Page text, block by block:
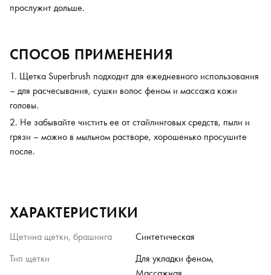
прослужит дольше.
СПОСОБ ПРИМЕНЕНИЯ
Щетка Superbrush подходит для ежедневного использования
– для расчесывания, сушки волос феном и массажа кожи
головы.
Не забывайте чистить ее от стайлинговых средств, пыли и
грязи – можно в мыльном растворе, хорошенько просушите
после.
ХАРАКТЕРИСТИКИ
Щетина щетки, брашинга
Синтетическая
Тип щетки
Для укладки феном,